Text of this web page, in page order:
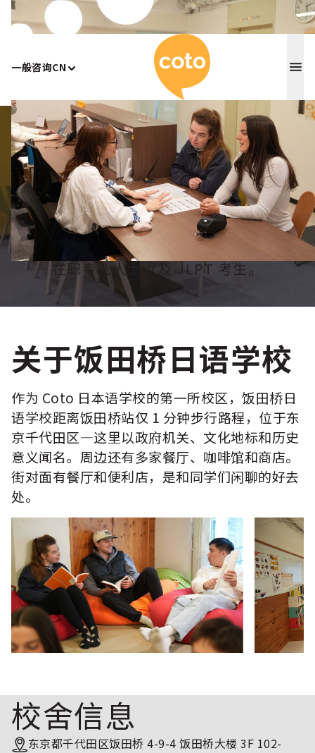
一般咨询CN Coto 日本
Home/饭田桥
饭田桥日语学校
在东京顶尖的日语学校—Coto 日本语学校
饭田桥校掌握日语。非常适合长期居住者、
在职专业人士以及 JLPT 考生。
关于饭田桥日语学校
作为 Coto 日本语学校的第一所校区，饭田桥日
语学校距离饭田桥站仅 1 分钟步行路程，位于东
京千代田区—这里以政府机关、文化地标和历史
意义闻名。周边还有多家餐厅、咖啡馆和商店。
街对面有餐厅和便利店，是和同学们闲聊的好去
处。
校舍信息
东京都千代田区饭田桥 4-9-4 饭田桥大楼 3F 102-